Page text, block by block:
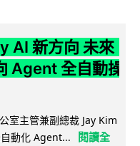
AI 新方向 未來
Agent 全自動操
室主管兼副總裁 Jay Kim
動化 Agent...
閱讀全